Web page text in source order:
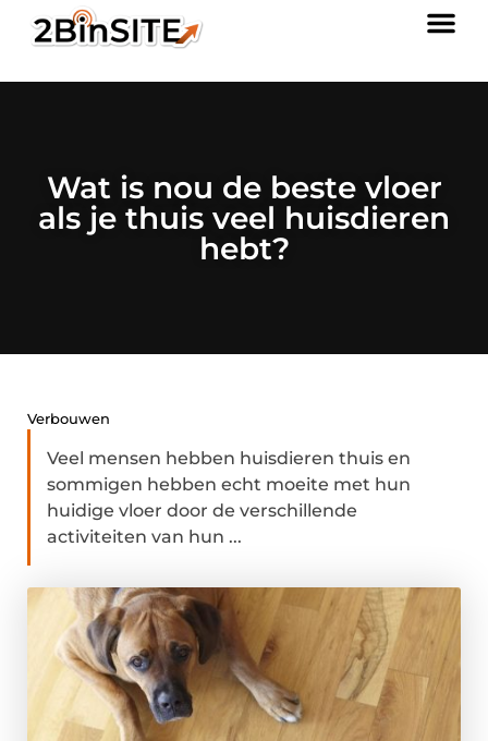
Wat is nou de beste vloer
als je thuis veel huisdieren
hebt?
Verbouwen
Veel mensen hebben huisdieren thuis en
sommigen hebben echt moeite met hun
huidige vloer door de verschillende
activiteiten van hun ...